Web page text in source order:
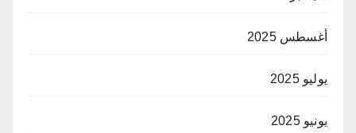
أغسطس 2025
يوليو 2025
يونيو 2025